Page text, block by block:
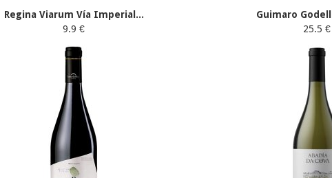
Regina Viarum Vía Imperial...
9.9 €
Guimaro
25.5 €